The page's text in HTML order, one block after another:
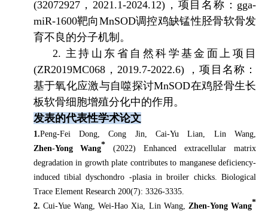
(32072927，2021.1-2024.12) ，项目名称： gga-
miR-1600靶向 MnSOD调控鸡缺锰性胫骨软骨发
育不良的分子机制。
2. 主持山东省自然科学基金面上项目
(ZR2019MC068， 2019.7-2022.6)
，项目名称：
基于氧化应激与自噬探讨MnSOD在鸡胫骨生长
板软骨细胞增殖分化中的作用。
发表的代表性学术论文
1.Peng‑Fei Dong, Cong Jin, Cai‑Yu Lian, Lin Wang,
Zhen‑Yong Wang* (2022) Enhanced extracellular matrix
degradation in growth plate contributes to manganese deficiency‑
induced tibial dyschondro -plasia in broiler chicks. Biological
Trace Element Research 200(7): 3326-3335.
2. Cui-Yue Wang, Wei-Hao Xia, Lin Wang,Zhen-Yong Wang*